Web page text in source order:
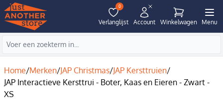
0
Verlanglijst Account Winkelwagen Menu
Home/Merken/JAP Christmas/JAP Kersttruien/
JAP Interactieve Kersttrui - Boter, Kaas en Eieren - Zwart -
XS